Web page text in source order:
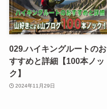
029.ハイキングルートのお
すすめと詳細【100本ノッ
ク】
2024年11月29日